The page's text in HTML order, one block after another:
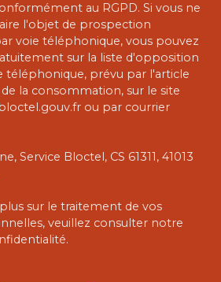
au RGPD. Si vous ne
l'objet de prospection
voie téléphonique, vous pouvez
sur la liste d'opposition
téléphonique, prévu par l'article
de la consommation, sur le site
ou par courrier
Service Bloctel, CS 61311, 41013
sur le traitement de vos
veuillez consulter notre
.